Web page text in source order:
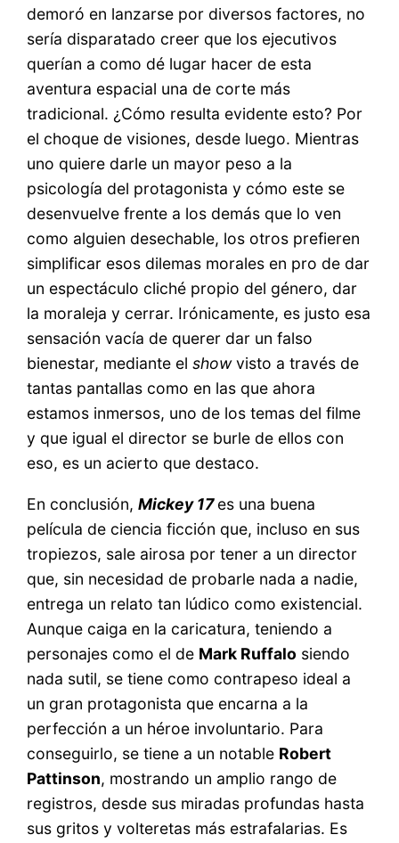
demoró en lanzarse por diversos factores, no
sería disparatado creer que los ejecutivos
querían a como dé lugar hacer de esta
aventura espacial una de corte más
tradicional. ¿Cómo resulta evidente esto? Por
el choque de visiones, desde luego. Mientras
uno quiere darle un mayor peso a la
psicología del protagonista y cómo este se
desenvuelve frente a los demás que lo ven
como alguien desechable, los otros prefieren
simplificar esos dilemas morales en pro de dar
un espectáculo cliché propio del género, dar
la moraleja y cerrar. Irónicamente, es justo esa
sensación vacía de querer dar un falso
bienestar, mediante elshowvisto a través de
tantas pantallas como en las que ahora
estamos inmersos, uno de los temas del filme
y que igual el director se burle de ellos con
eso, es un acierto que destaco.
En conclusión,Mickey 17es una buena
película de ciencia ficción que, incluso en sus
tropiezos, sale airosa por tener a un director
que, sin necesidad de probarle nada a nadie,
entrega un relato tan lúdico como existencial.
Aunque caiga en la caricatura, teniendo a
personajes como el de Mark Ruffalo siendo
nada sutil, se tiene como contrapeso ideal a
un gran protagonista que encarna a la
perfección a un héroe involuntario. Para
conseguirlo, se tiene a un notable Robert
Pattinson, mostrando un amplio rango de
registros, desde sus miradas profundas hasta
sus gritos y volteretas más estrafalarias. Es